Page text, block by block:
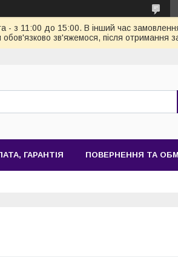
з 11:00 до 15:00. В інший час
зв'яжемося, після отримання
ГАРАНТІЯ ПОВЕРНЕННЯ ТА